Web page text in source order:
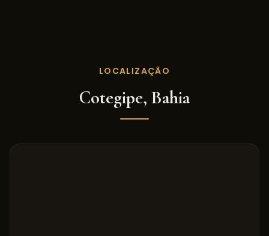
LOCALIZAÇÃO
Cotegipe, Bahia